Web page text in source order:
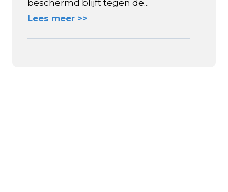
beschermd blijft tegen de...
Lees meer >>